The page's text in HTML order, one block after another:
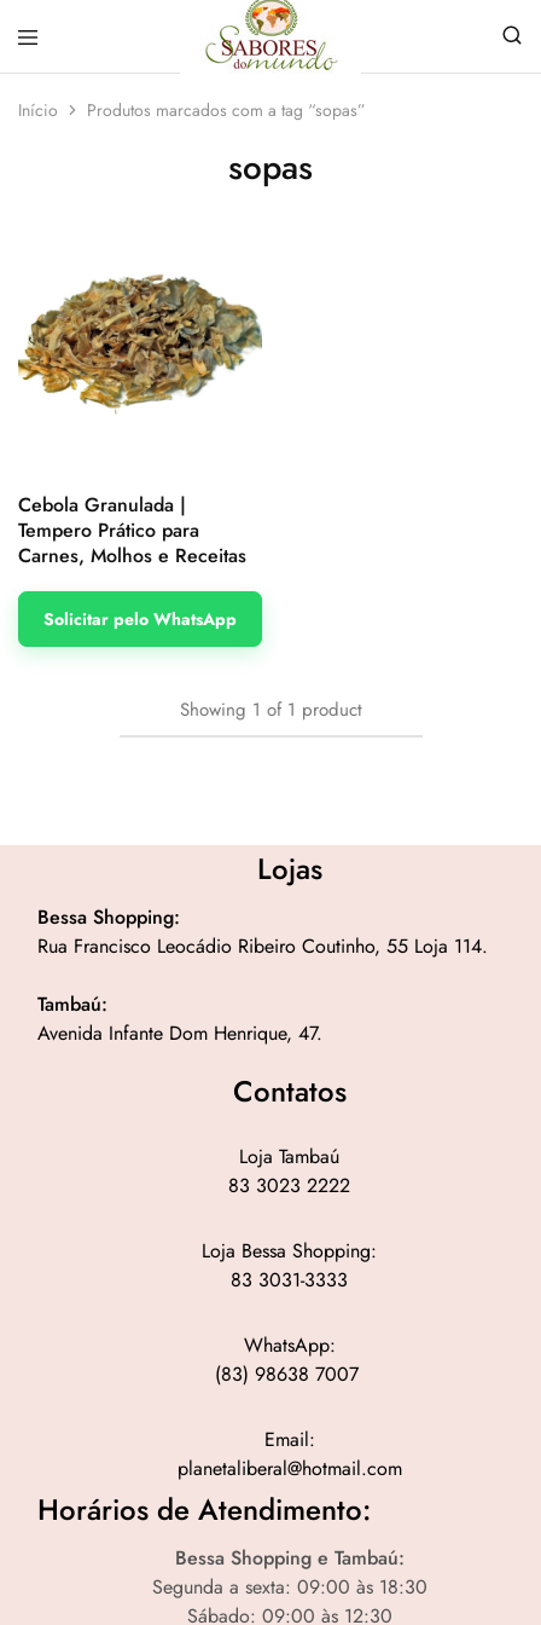
do
Mundo
loja
de
Início Produtos marcados com a tag “sopas”
sopas
Cebola Granulada |
Tempero Prático para
Carnes, Molhos e Receitas
Solicitar pelo WhatsApp
Showing 1 of 1 product
Lojas
Bessa Shopping:
Rua Francisco Leocádio Ribeiro Coutinho, 55 Loja 114.
Tambaú:
Avenida Infante Dom Henrique, 47.
Contatos
Loja Tambaú
83 3023 2222
Loja Bessa Shopping:
83 3031-3333
WhatsApp:
(83) 98638 7007
Email:
planetaliberal@hotmail.com
Horários de Atendimento:
Bessa Shopping e Tambaú:
Segunda a sexta: 09:00 às 18:30
Sábado: 09:00 às 12:30